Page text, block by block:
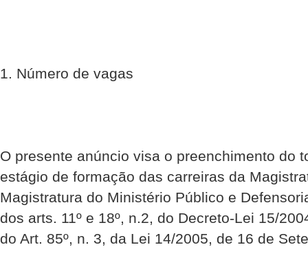
1. Número de vagas
O presente anúncio visa o preenchimento do
estágio de formação das carreiras da
Magistratura do Ministério Público e
dos arts. 11º e 18º, n.2, do Decreto-Lei 15/
do Art. 85º, n. 3, da Lei 14/2005, de 16 de